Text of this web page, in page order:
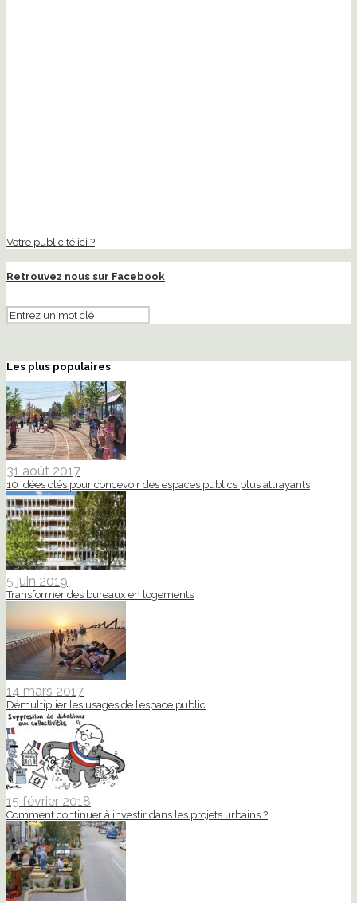
Votre publicité ici ?
Retrouvez nous sur Facebook
Les plus populaires
31 août 2017
10 idées clés pour concevoir des espaces publics plus attrayants
5 juin 2019
Transformer des bureaux en logements
14 mars 2017
Démultiplier les usages de l’espace public
15 février 2018
Comment continuer à investir dans les projets urbains ?